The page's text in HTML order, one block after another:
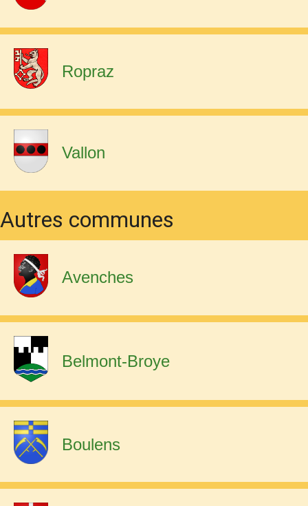
Ropraz
Vallon
Autres communes
Avenches
Belmont-Broye
Boulens